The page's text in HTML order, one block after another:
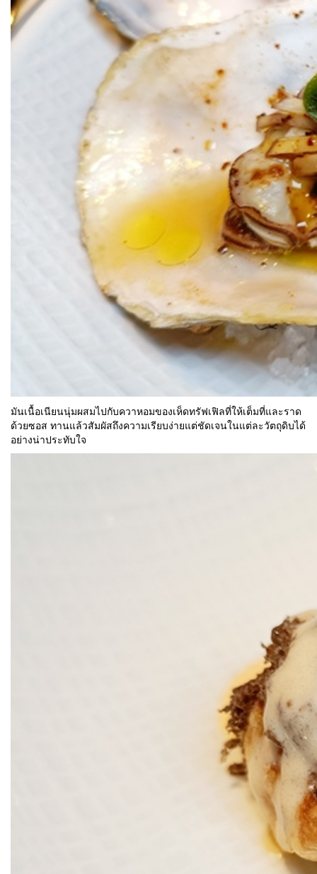
มันเนื้อเนียนนุ่มผสมไปกับควาหอมของเห็ดทรัฟเฟิลที่ให้เต็มที่และราด
ด้วยซอส ทานแล้วสัมผัสถึงความเรียบง่ายแต่ชัดเจนในแต่ละวัตถุดิบได้
อย่างน่าประทับใจ